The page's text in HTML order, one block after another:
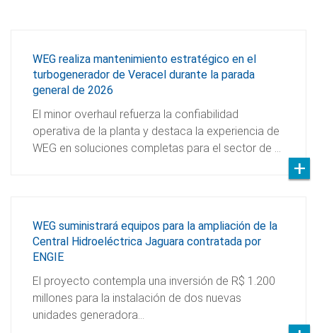
WEG realiza mantenimiento estratégico en el
turbogenerador de Veracel durante la parada
general de 2026
El minor overhaul refuerza la confiabilidad
operativa de la planta y destaca la experiencia de
WEG en soluciones completas para el sector de …
WEG suministrará equipos para la ampliación de la
Central Hidroeléctrica Jaguara contratada por
ENGIE
El proyecto contempla una inversión de R$ 1.200
millones para la instalación de dos nuevas
unidades generadora…